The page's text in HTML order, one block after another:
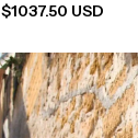
$1037.50 USD